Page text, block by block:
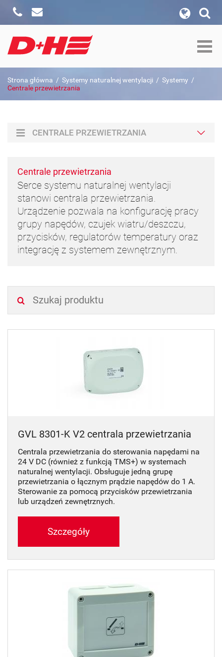
Formularz wyszukiwania
wyszukiwanie w witrynie
Szukaj
Strona główna / Systemy naturalnej wentylacji / Systemy /
Centrale przewietrzania
CENTRALE PRZEWIETRZANIA
Centrale przewietrzania
Serce systemu naturalnej wentylacji
stanowi centrala przewietrzania.
Urządzenie pozwala na konfigurację pracy
grupy napędów, czujek wiatru/deszczu,
przycisków, regulatorów temperatury oraz
integrację z systemem zewnętrznym.
GVL 8301-K V2 centrala przewietrzania
Centrala przewietrzania do sterowania napędami na
24 V DC (również z funkcją TMS+) w systemach
naturalnej wentylacji. Obsługuje jedną grupę
przewietrzania o łącznym prądzie napędów do 1 A.
Sterowanie za pomocą przycisków przewietrzania
lub urządzeń zewnętrznych.
Szczegóły